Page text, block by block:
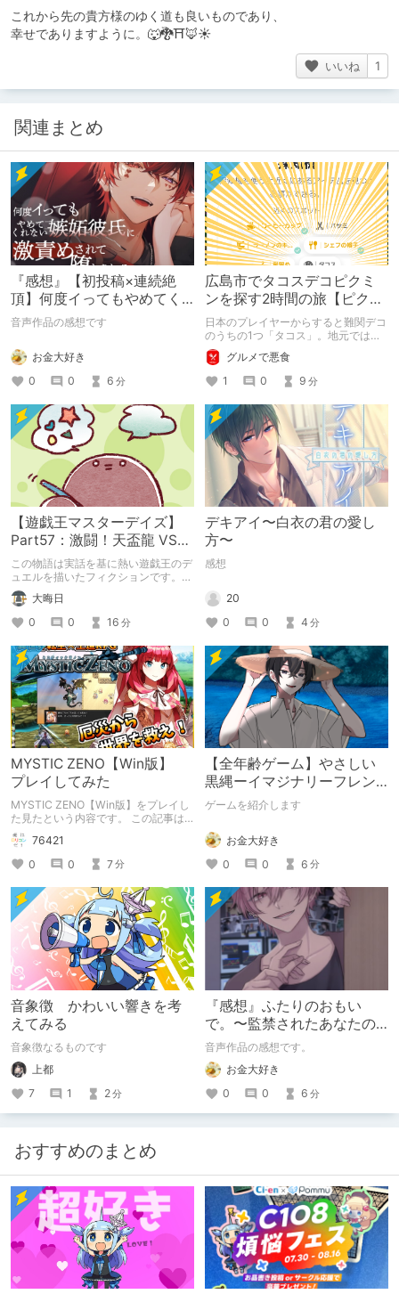
これから先の貴方様のゆく道も良いものであり、
幸せでありますように。🐺🐉⛩️🦊☀️
いいね 1
関連まとめ
『感想』【初投稿×連続絶
頂】何度イってもやめてく
れない嫉妬彼氏に激責めさ
音声作品の感想です
お金大好き
0
0 6 分
広島市でタコスデコピクミ
ンを探す2時間の旅【ピクミ
ンブルーム / Pikmin
Bloom】
日本のプレイヤーからすると難関デコ
のうちの1つ「タコス」。地元では見
つけられなかった男が広島で探す旅を
お送りします。ねくすと5月のテーマ
「お出かけの記録」。
グルメで悪食
1
0 9 分
【遊戯王マスターデイズ】
Part57：激闘！天盃龍 VS
千年D【架空デュエル】
この物語は実話を基に熱い遊戯王のデ
ュエルを描いたフィクションです。
（自分用メモ：2025-05-14）
大晦日
0
0 16 分
デキアイ〜白衣の君の愛し
方〜
感想
20
0
0 4 分
MYSTIC ZENO【Win版】
プレイしてみた
MYSTIC ZENO【Win版】をプレイし
た見たという内容です。 この記事は
通常のクリエイターズ記事です。
76421
0
0 7分
【全年齢ゲーム】やさしい
黒縄ーイマジナリーフレン
ドの「彼」と過ごすおぼん
ゲームを紹介します
お金大好き
0
0 6 分
音象徴 かわいい響きを考
えてみる
音象徴なるものです
上都
7
1 2分
『感想』ふたりのおもい
で。〜監禁されたあなたの
末路〜【がるまに限定特典
付き】
音声作品の感想です。
お金大好き
0
0 6 分
おすすめのまとめ